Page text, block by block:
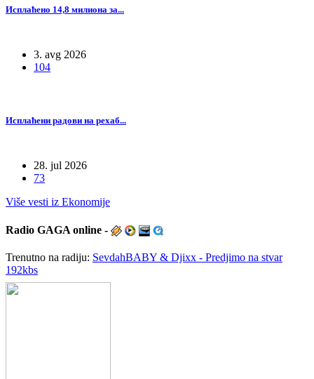
Исплаћено 14,8 милиона за...
3. avg 2026
104
Исплаћени радови на рехаб...
28. jul 2026
73
Više vesti iz Ekonomije
Radio GAGA online -
Trenutno na radiju: SevdahBABY & Djixx - Predjimo na stvar
192kbs